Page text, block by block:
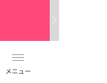
メニュー